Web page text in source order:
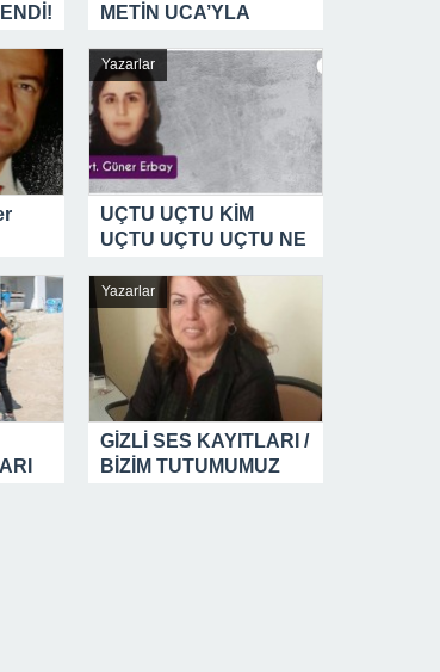
METİN UCA’YLA
Yazarlar
UÇTU UÇTU KİM
UÇTU UÇTU UÇTU NE
Yazarlar
GİZLİ SES KAYITLARI /
BİZİM TUTUMUMUZ